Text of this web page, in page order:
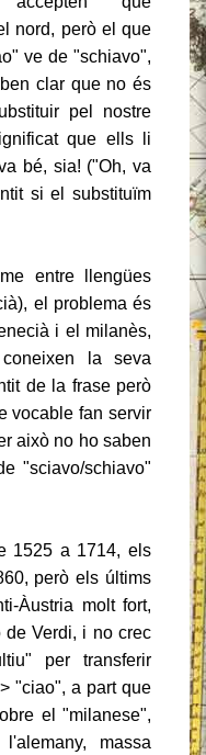
nord, però el que
ve de "schiavo",
clar que no és
pel nostre
que ells li
bé, sia! ("Oh, va
si el substituïm
entre llengües
el problema és
i el milanès,
la seva
de la frase però
vocable fan servir
això no ho saben
"sciavo/schiavo"
1525 a 1714, els
però els últims
Àustria molt fort,
Verdi, i no crec
per transferir
"ciao", a part que
el "milanese",
massa